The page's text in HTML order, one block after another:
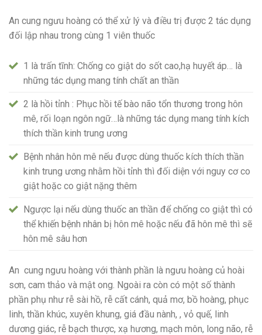
An cung ngưu hoàng có thể xử lý và điều trị được 2 tác dụng
đối lập nhau trong cùng 1 viên thuốc
1 là trấn tĩnh: Chống co giật do sốt cao,hạ huyết áp… là
những tác dụng mang tính chất an thần
2 là hồi tỉnh : Phục hồi tế bào não tổn thương trong hôn
mê, rối loạn ngôn ngữ…là những tác dụng mang tính kích
thích thần kinh trung ương
Bệnh nhân hôn mê nếu được dùng thuốc kích thích thần
kinh trung ương nhằm hồi tỉnh thì đối diện với nguy cơ co
giật hoặc co giật nặng thêm
Ngược lại nếu dùng thuốc an thần để chống co giật thì có
thể khiến bệnh nhân bị hôn mê hoặc nếu đã hôn mê thì sẽ
hôn mê sâu hơn
An cung ngưu hoàng với thành phần là ngưu hoàng củ hoài
sơn, cam thảo và mật ong. Ngoài ra còn có một số thành
phần phụ như rễ sài hồ, rễ cất cánh, quả mơ, bồ hoàng, phục
linh, thần khúc, xuyên khung, giá đầu nành, , vỏ quế, linh
dương giác, rễ bạch thược, xạ hương, mạch môn, long não, rễ